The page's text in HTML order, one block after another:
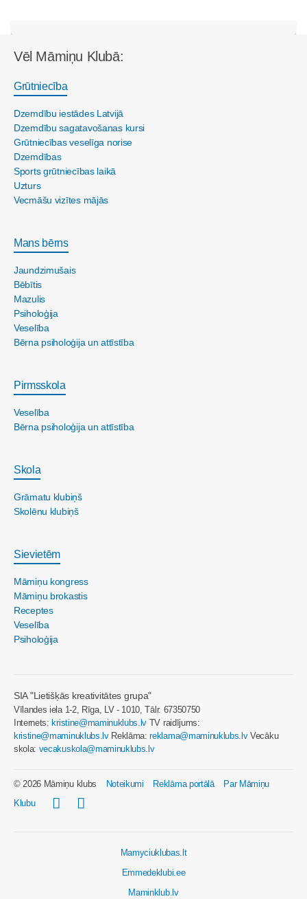
Vēl Māmiņu Klubā:
Grūtniecība
Dzemdību iestādes Latvijā
Dzemdību sagatavošanas kursi
Grūtniecības veselīga norise
Dzemdības
Sports grūtniecības laikā
Uzturs
Vecmāšu vizītes mājās
Mans bērns
Jaundzimušais
Bēbītis
Mazulis
Psiholoģija
Veselība
Bērna psiholoģija un attīstība
Pirmsskola
Veselība
Bērna psiholoģija un attīstība
Skola
Grāmatu klubiņš
Skolēnu klubiņš
Sievietēm
Māmiņu kongress
Māmiņu brokastis
Receptes
Veselība
Psiholoģija
SIA "Lietišķās kreativitātes grupa"
Vīlandes iela 1-2, Rīga, LV - 1010, Tālr. 67350750
Internets:kristine@maminuklubs.lv TV raidījums:
kristine@maminuklubs.lvReklāma:reklama@maminuklubs.lvVecāku
skola: vecakuskola@maminuklubs.lv
© 2026 Māmiņu klubs Noteikumi Reklāma portālā
Par Māmiņu
Klubu
Mamyciuklubas.lt
Emmedeklubi.ee
Maminklub.lv